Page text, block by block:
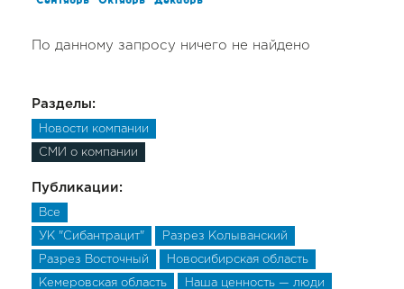
По данному запросу ничего не найдено
Разделы:
Новости компании
СМИ о компании
Публикации:
Все
УК "Сибантрацит" Разрез Колыванский
Разрез Восточный Новосибирская область
Кемеровская область Наша ценность — люди